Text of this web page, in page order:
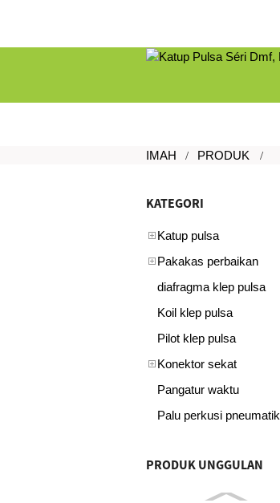
IMAH PRODUK
KATEGORI
Katup pulsa
Pakakas perbaikan
diafragma klep pulsa
Koil klep pulsa
Pilot klep pulsa
Konektor sekat
Pangatur waktu
Palu perkusi pneumatik
PRODUK UNGGULAN